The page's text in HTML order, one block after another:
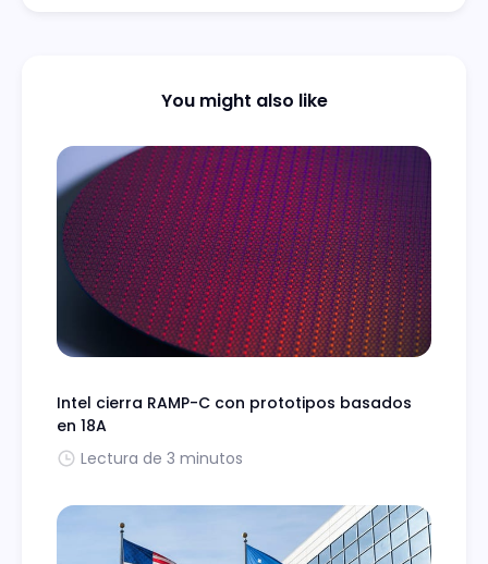
You might also like
Intel cierra RAMP-C con prototipos basados
en 18A
Lectura de 3 minutos